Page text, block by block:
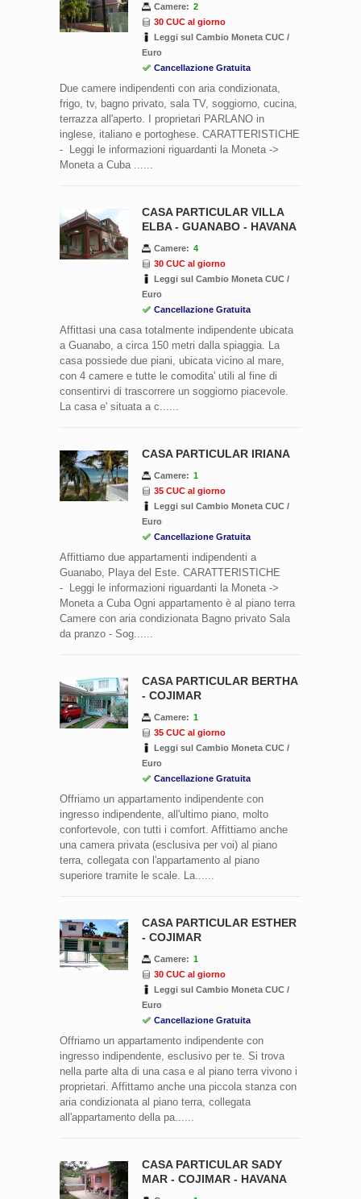
Camere: 2
30 CUC al giorno
Leggi sul Cambio Moneta CUC /
Euro
Cancellazione Gratuita
Due camere indipendenti con aria condizionata,
frigo, tv, bagno privato, sala TV, soggiorno, cucina,
terrazza all'aperto. I proprietari PARLANO in
inglese, italiano e portoghese. CARATTERISTICHE
- Leggi le informazioni riguardanti la Moneta ->
Moneta a Cuba ......
CASA PARTICULAR VILLA
ELBA - GUANABO - HAVANA
Camere: 4
30 CUC al giorno
Leggi sul Cambio Moneta CUC /
Euro
Cancellazione Gratuita
Affittasi una casa totalmente indipendente ubicata
a Guanabo, a circa 150 metri dalla spiaggia. La
casa possiede due piani, ubicata vicino al mare,
con 4 camere e tutte le comodita' utili al fine di
consentirvi di trascorrere un soggiorno piacevole.
La casa e' situata a c......
CASA PARTICULAR IRIANA
Camere: 1
35 CUC al giorno
Leggi sul Cambio Moneta CUC /
Euro
Cancellazione Gratuita
Affittiamo due appartamenti indipendenti a
Guanabo, Playa del Este. CARATTERISTICHE
- Leggi le informazioni riguardanti la Moneta ->
Moneta a Cuba Ogni appartamento è al piano terra
Camere con aria condizionata Bagno privato Sala
da pranzo - Sog......
CASA PARTICULAR BERTHA
- COJIMAR
Camere: 1
35 CUC al giorno
Leggi sul Cambio Moneta CUC /
Euro
Cancellazione Gratuita
Offriamo un appartamento indipendente con
ingresso indipendente, all'ultimo piano, molto
confortevole, con tutti i comfort. Affittiamo anche
una camera privata (esclusiva per voi) al piano
terra, collegata con l'appartamento al piano
superiore tramite le scale. La......
CASA PARTICULAR ESTHER
- COJIMAR
Camere: 1
30 CUC al giorno
Leggi sul Cambio Moneta CUC /
Euro
Cancellazione Gratuita
Offriamo un appartamento indipendente con
ingresso indipendente, esclusivo per te. Si trova
nella parte alta di una casa e al piano terra vivono i
proprietari. Affittamo anche una piccola stanza con
aria condizionata al piano terra, collegata
all'appartamento della pa......
CASA PARTICULAR SADY
MAR - COJIMAR - HAVANA